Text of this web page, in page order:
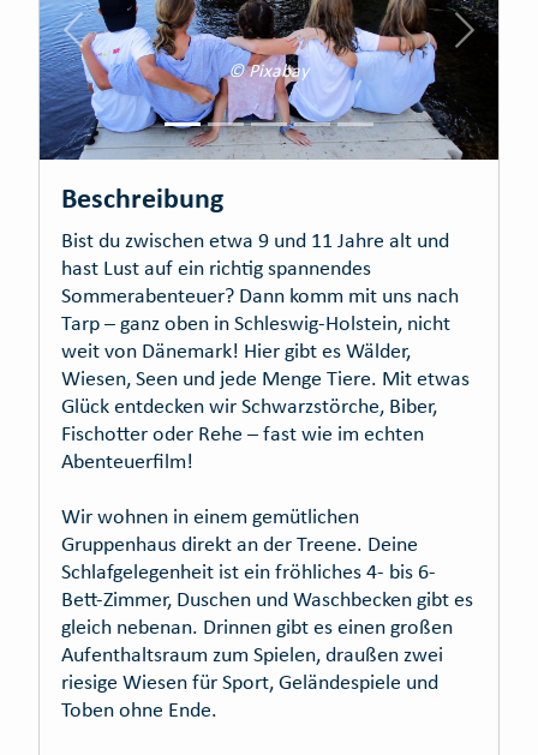
© Pixabay
Zurück Vor
Beschreibung
Bist du zwischen etwa 9 und 11 Jahre alt und
hast Lust auf ein richtig spannendes
Sommerabenteuer? Dann komm mit uns nach
Tarp – ganz oben in Schleswig-Holstein, nicht
weit von Dänemark! Hier gibt es Wälder,
Wiesen, Seen und jede Menge Tiere. Mit etwas
Glück entdecken wir Schwarzstörche, Biber,
Fischotter oder Rehe – fast wie im echten
Abenteuerfilm!
Wir wohnen in einem gemütlichen
Gruppenhaus direkt an der Treene. Deine
Schlafgelegenheit ist ein fröhliches 4- bis 6-
Bett-Zimmer, Duschen und Waschbecken gibt es
gleich nebenan. Drinnen gibt es einen großen
Aufenthaltsraum zum Spielen, draußen zwei
riesige Wiesen für Sport, Geländespiele und
Toben ohne Ende.